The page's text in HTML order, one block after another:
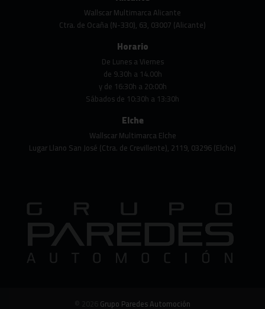
Wallscar Multimarca Alicante
Ctra. de Ocaña (N-330), 63, 03007 (Alicante)
Horario
De Lunes a Viernes
de 9.30h a 14.00h
y de 16:30h a 20:00h
Sábados de 10:30h a 13:30h
Elche
Wallscar Multimarca Elche
Lugar Llano San José (Ctra. de Crevillente), 2119, 03296 (Elche)
Grupo Paredes Automoción